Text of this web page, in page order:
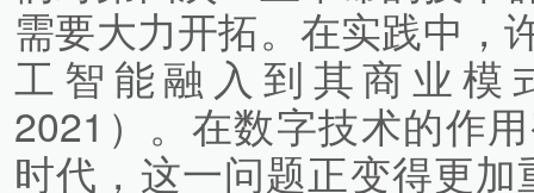
需要大力开拓。在实践中，
工智能融入到其商业模
2021）。在数字技术的作
时代，这一问题正变得更